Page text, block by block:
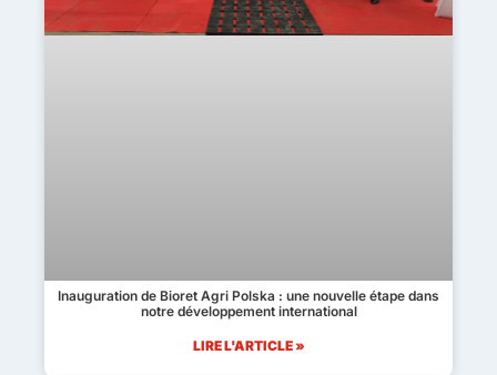
Inauguration de Bioret Agri Polska : une nouvelle étape dans
notre développement international
LIRE L'ARTICLE »